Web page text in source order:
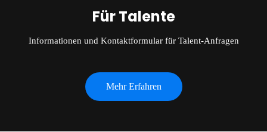
Für Talente
Informationen und Kontaktformular für Talent-Anfragen
Mehr Erfahren